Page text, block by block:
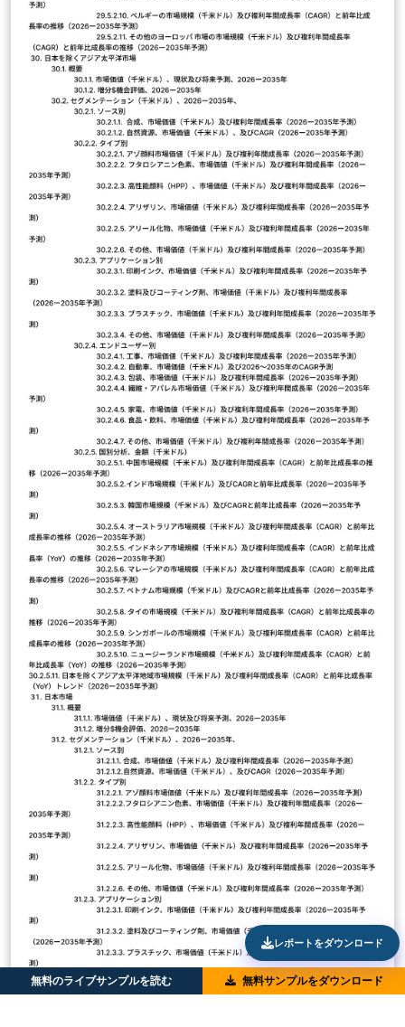
無料のライブサンプルを読む 無料サンプルをダウンロード
レポートをダウンロード